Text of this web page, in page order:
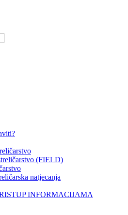
(FIELD)
natjecanja
INFORMACIJAMA